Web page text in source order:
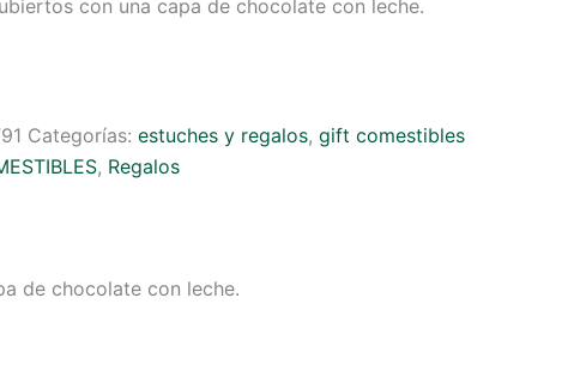
con una capa de chocolate con leche.
Categorías: estuches y regalos, gift comestibles
, Regalos
de chocolate con leche.